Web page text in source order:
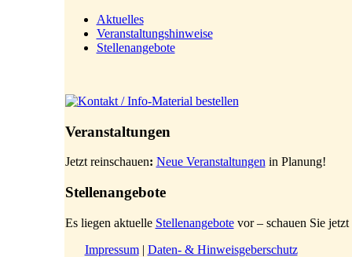
Aktuelles
Veranstaltungshinweise
Stellenangebote
Veranstaltungen
Jetzt reinschauen: Neue Veranstaltungenin Planung!
Stellenangebote
Es liegen aktuelle Stellenangebotevor – schauen Sie jetzt
Impressum| Daten- & Hinweisgeberschutz